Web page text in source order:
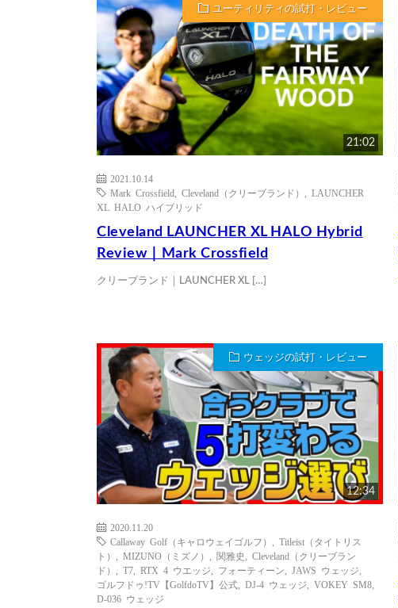
ユーティリティの試打・レビュー
21:02
2021.10.14
Mark Crossfield
Cleveland（クリーブランド）
LAUNCHER
XL HALO ハイブリッド
Cleveland LAUNCHER XL HALO Hybrid
Review｜Mark Crossfield
クリーブランド｜LAUNCHER XL […]
ウェッジの試打・レビュー
12:34
2020.11.20
Callaway Golf（キャロウェイゴルフ）
Titleist（タイトリス
ト）
MIZUNO（ミズノ） 関雅史
Cleveland（クリーブラン
ド）
T7 RTX 4 ウエッジ フォーティーン JAWS ウェッジ
ゴルフドゥ!TV【GolfdoTV】公式
DJ-4 ウェッジ VOKEY SM8
D-036 ウェッジ